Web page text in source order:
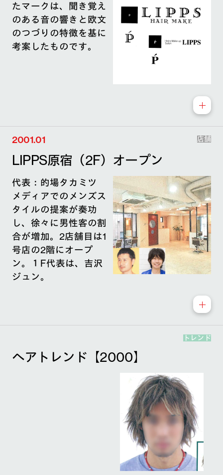
たマークは、聞き覚え
のある音の響きと欧文
のつづりの特徴を基に
考案したものです。
2001.01 店舗
LIPPS原宿（2F）オープン
代表：的場タカミツ
メディアでのメンズス
タイルの提案が奏功
し、徐々に男性客の割
合が増加。2店舗目は1
号店の2階にオープ
ン。１F代表は、吉沢
ジュン。
トレンド
ヘアトレンド【2000】